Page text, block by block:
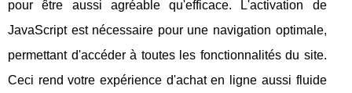
pour être aussi agréable qu'efficace. L'activation de
JavaScript est nécessaire pour une navigation optimale,
permettant d'accéder à toutes les fonctionnalités du site.
Ceci rend votre expérience d'achat en ligne aussi fluide